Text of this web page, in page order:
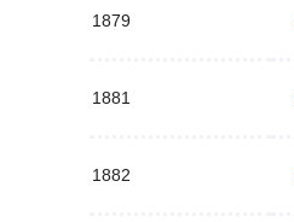
1879
1881
1882